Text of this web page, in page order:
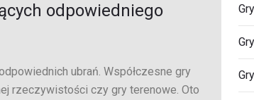
odpowiedniego
ubrań. Współczesne gry
rzeczywistości czy gry terenowe. Oto